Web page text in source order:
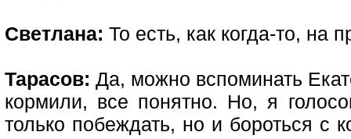
Светлана: То есть, как когда-то, на
Тарасов: Да, можно вспоминать
кормили, все понятно. Но, я
только побеждать, но и бороться с